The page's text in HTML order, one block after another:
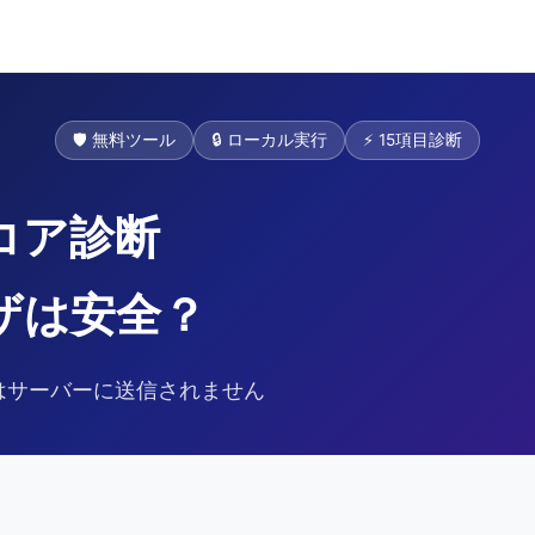
🛡️ 無料ツール 🔒 ローカル実行 ⚡ 15項目診断
ア診断
は安全？
ーバーに送信されません